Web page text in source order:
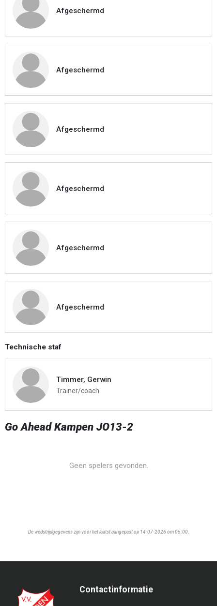
Afgeschermd
Afgeschermd
Afgeschermd
Afgeschermd
Afgeschermd
Afgeschermd
Technische staf
Timmer, Gerwin
Trainer/coach
Go Ahead Kampen JO13-2
Geen spelers gevonden.
De wedstrijdgegevens zijn voor het laatst aangepast op 14-07-2026 om 05:00.
Contactinformatie